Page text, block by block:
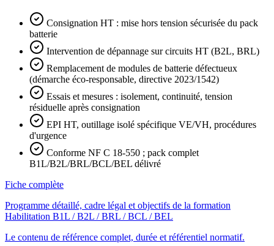
Consignation HT : mise hors tension sécurisée du pack
batterie
Intervention de dépannage sur circuits HT (B2L, BRL)
Remplacement de modules de batterie défectueux
(démarche éco-responsable, directive 2023/1542)
Essais et mesures : isolement, continuité, tension
résiduelle après consignation
EPI HT, outillage isolé spécifique VE/VH, procédures
d'urgence
Conforme NF C 18-550 ; pack complet
B1L/B2L/BRL/BCL/BEL délivré
Fiche complète
Programme détaillé, cadre légal et objectifs de la formation
Habilitation B1L / B2L / BRL / BCL / BEL
Le contenu de référence complet, durée et référentiel normatif.